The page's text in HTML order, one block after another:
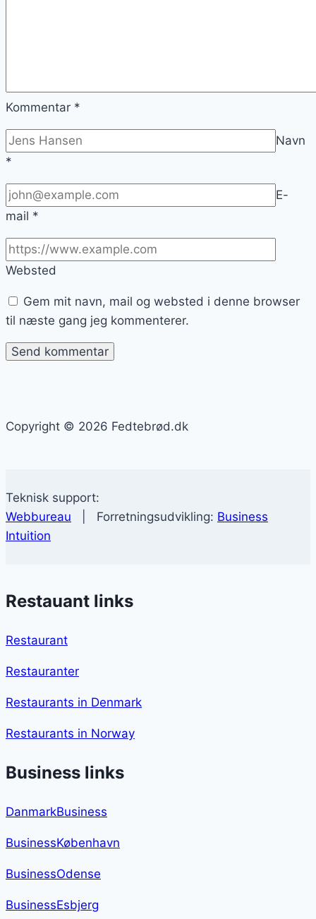
Kommentar *
Navn
*
E-
mail *
Websted
Gem mit navn, mail og websted i denne browser
til næste gang jeg kommenterer.
Copyright © 2026 Fedtebrød.dk
Teknisk support:
Webbureau | Forretningsudvikling: Business
Intuition
Restauant links
Restaurant
Restauranter
Restaurants in Denmark
Restaurants in Norway
Business links
DanmarkBusiness
BusinessKøbenhavn
BusinessOdense
BusinessEsbjerg